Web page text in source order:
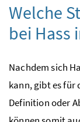
Welche
bei Hass
Nachdem sich
kann, gibt es für
Definition oder